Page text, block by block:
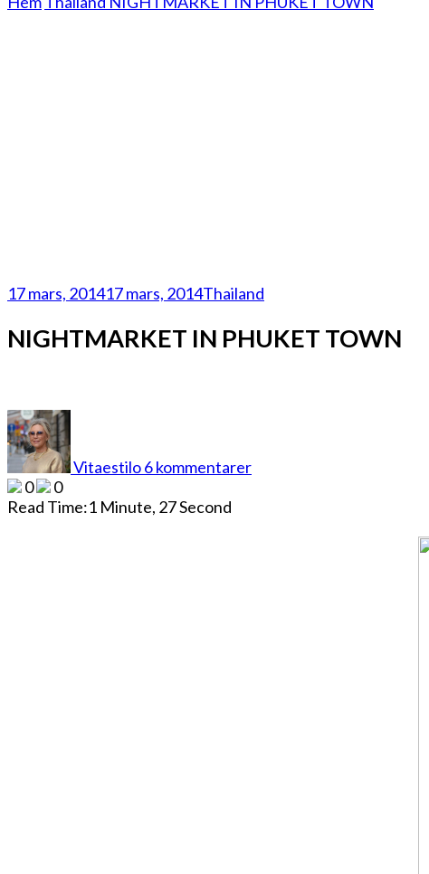
17 mars, 201417 mars, 2014Thailand
NIGHTMARKET IN PHUKET TOWN
Vitaestilo6 kommentarer
PHUKET
0
0
Read Time:1 Minute, 27 Second